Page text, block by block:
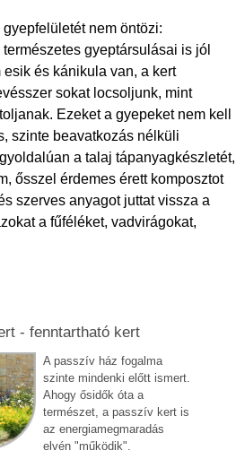
nem öntözi:
gyeptársulásai is jól
és kánikula van, a kert
sokat locsoljunk, mint
Ezeket a gyepeket nem kell
szinte beavatkozás nélküli
a talaj tápanyagkészletét,
ősszel érdemes érett komposztot
szerves anyagot juttat vissza a
a fűféléket, vadvirágokat,
- fenntartható kert
A passzív ház fogalma
szinte mindenki előtt ismert.
Ahogy ősidők óta a
természet, a passzív kert is
az energiamegmaradás
elvén "működik".